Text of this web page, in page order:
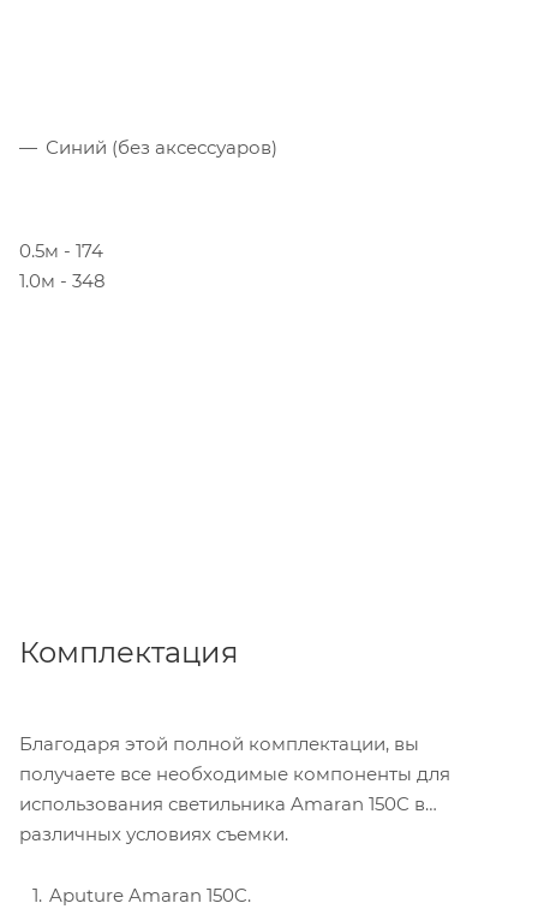
Синий (без аксессуаров)
0.5м - 174
1.0м - 348
Комплектация
Благодаря этой полной комплектации, вы
получаете все необходимые компоненты для
использования светильника Amaran 150C в
различных условиях съемки.
Aputure Amaran 150C.